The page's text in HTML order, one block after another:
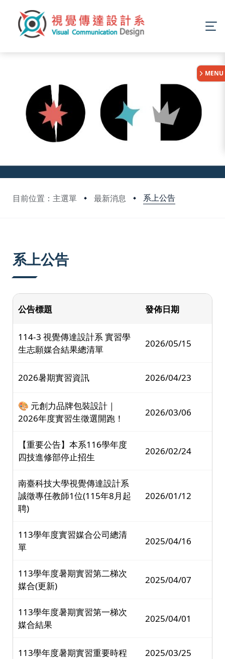
目前位置：主選單 最新消息 系上公告
MENU
系上公告
公告標題 發佈日期
114-3 視覺傳達設計系 實習學
生志願媒合結果總清單
2026/05/15
2026暑期實習資訊 2026/04/23
🎨 元創力品牌包裝設計｜
2026年度實習生徵選開跑！
2026/03/06
【重要公告】本系116學年度
四技進修部停止招生
2026/02/24
南臺科技大學視覺傳達設計系
誠徵專任教師1位(115年8月起
聘)
2026/01/12
113學年度實習媒合公司總清
單
2025/04/16
113學年度暑期實習第二梯次
媒合(更新)
2025/04/07
113學年度暑期實習第一梯次
媒合結果
2025/04/01
113學年度暑期實習重要時程 2025/03/25